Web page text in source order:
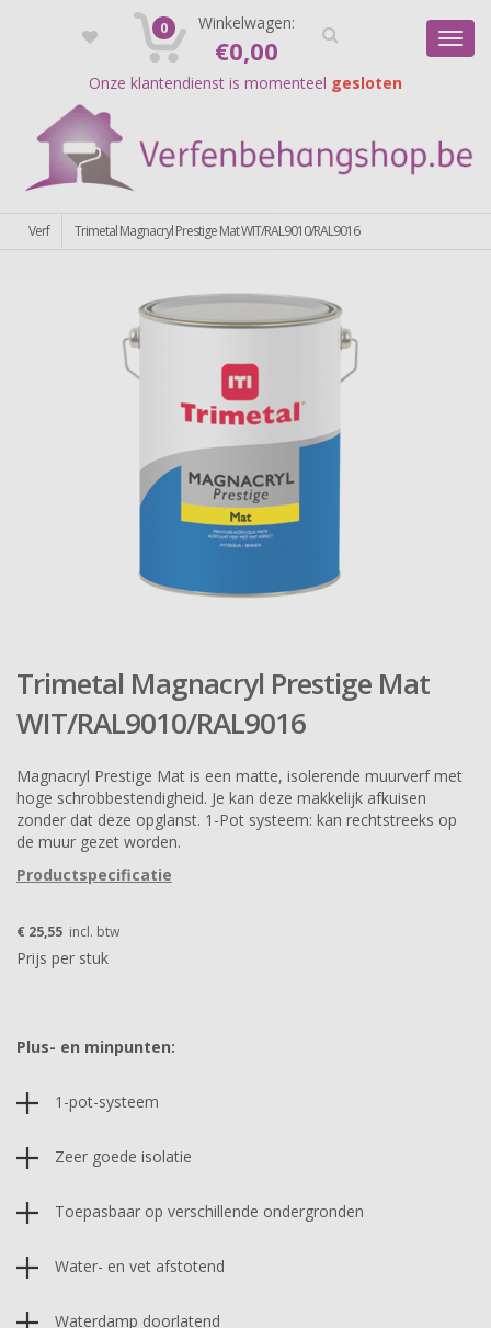
Registreer Login
Onze klantendienst is momenteel gesloten
0 Winkelwagen:
€0,00
Verf Trimetal Magnacryl Prestige Mat WIT/RAL9010/RAL9016
Trimetal Magnacryl Prestige Mat
WIT/RAL9010/RAL9016
Magnacryl Prestige Mat is een matte, isolerende muurverf met
hoge schrobbestendigheid. Je kan deze makkelijk afkuisen
zonder dat deze opglanst. 1-Pot systeem: kan rechtstreeks op
de muur gezet worden.
Productspecificatie
€ 25,55 incl. btw
Prijs per stuk
Plus- en minpunten:
1-pot-systeem
Zeer goede isolatie
Toepasbaar op verschillende ondergronden
Water- en vet afstotend
Waterdamp doorlatend